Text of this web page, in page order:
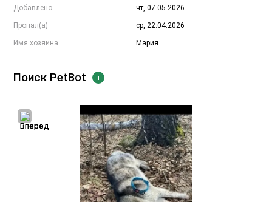
Добавлено чт, 07.05.2026
Пропал(а) ср, 22.04.2026
Имя хозяина Мария
Поиск PetBot i